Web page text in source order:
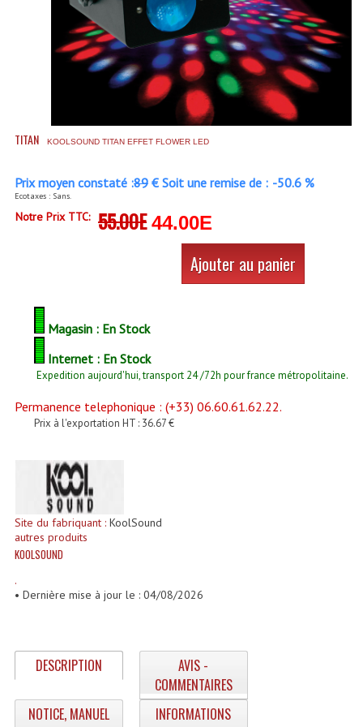
Accessoires Enceintes
Accessoires Micro, Pieds De Régie
Cellule (s)
Diamants
Pieds D'enceintes
Casques Stéréo
Enceintes Et Caissons Basses
Packs Sono
Enceintes (Ecoutes De Studio)
Enceintes Autonomes Portables Amplifiées
TITAN KOOLSOUND TITAN EFFET FLOWER LED
Prix moyen constaté :89€ Soit une remise de : -50.6 %
Ecotaxes : Sans.
Notre Prix TTC: 55.00E 44.00E
Ajouter au panier
Magasin : En Stock
Internet : En Stock
Expedition aujourd'hui, transport 24 /72h pour france métropolitaine.
Permanence telephonique : (+33) 06.60.61.62.22.
Prix à l'exportation HT : 36.67 €
Site du fabriquant :KoolSound
autres produits
KOOLSOUND
.
• Dernière mise à jour le : 04/08/2026
DESCRIPTION
AVIS -
COMMENTAIRES
NOTICE, MANUEL
INFORMATIONS